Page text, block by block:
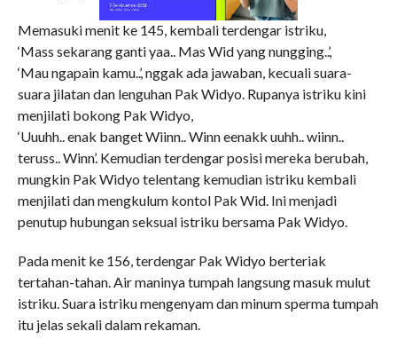
Memasuki menit ke 145, kembali terdengar istriku,
‘Mass sekarang ganti yaa.. Mas Wid yang nungging..’,
‘Mau ngapain kamu..’, nggak ada jawaban, kecuali suara-
suara jilatan dan lenguhan Pak Widyo. Rupanya istriku kini
menjilati bokong Pak Widyo,
‘Uuuhh.. enak banget Wiinn.. Winn eenakk uuhh.. wiinn..
teruss.. Winn’. Kemudian terdengar posisi mereka berubah,
mungkin Pak Widyo telentang kemudian istriku kembali
menjilati dan mengkulum kontol Pak Wid. Ini menjadi
penutup hubungan seksual istriku bersama Pak Widyo.
Pada menit ke 156, terdengar Pak Widyo berteriak
tertahan-tahan. Air maninya tumpah langsung masuk mulut
istriku. Suara istriku mengenyam dan minum sperma tumpah
itu jelas sekali dalam rekaman.